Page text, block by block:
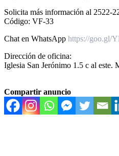
Solicita más información al 2522-
Código: VF-33
Chat en WhatsApp https://goo.gl/
Dirección de oficina:
Iglesia San Jerónimo 1.5 c al este.
Compartir anuncio